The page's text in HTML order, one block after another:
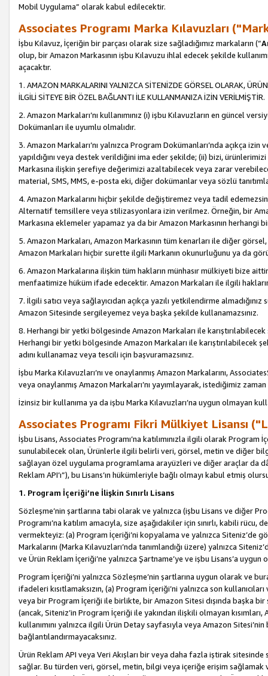
Mobil Uygulama” olarak kabul edilecektir.
Associates Programı Marka Kılavuzları
İşbu Kılavuz, İçeriğin bir parçası olarak size sağladığımız markaların (“
olup, bir Amazon Markasının işbu Kılavuzu ihlal edecek şekilde
açacaktır.
1. AMAZON MARKALARINI YALNIZCA SİTENİZDE GÖRSEL OLARAK,
İLGİLİ SİTEYE BİR ÖZEL BAĞLANTI İLE KULLANMANIZA İZİN VERİLMİŞTİR.
2. Amazon Markaları’nı kullanımınız (i) işbu Kılavuzların en güncel
Dokümanları ile uyumlu olmalıdır.
3. Amazon Markaları’nı yalnızca Program Dokümanları’nda açıkça
yapıldığını veya destek verildiğini ima eder şekilde; (ii) bizi,
Markasına ilişkin şerefiye değerimizi azaltabilecek veya zarar
material, SMS, MMS, e-posta eki, diğer dokümanlar veya sözlü
4. Amazon Markalarını hiçbir şekilde değiştiremez veya tadil
Alternatif temsillere veya stilizasyonlara izin verilmez. Örneğin, bir
Markasına eklemeler yapamaz ya da bir Amazon Markasının herhangi
5. Amazon Markaları, Amazon Markasının tüm kenarları ile diğer
Amazon Markaları hiçbir surette ilgili Markanın okunurluğunu ya da
6. Amazon Markalarına ilişkin tüm hakların münhasır mülkiyeti bize
menfaatimize hüküm ifade edecektir. Amazon Markaları ile ilgili
7. İlgili satıcı veya sağlayıcıdan açıkça yazılı yetkilendirme
Amazon Sitesinde sergileyemez veya başka şekilde kullanamazsınız.
8. Herhangi bir yetki bölgesinde Amazon Markaları ile
Herhangi bir yetki bölgesinde Amazon Markaları ile karıştırılabilecek
adını kullanamaz veya tescili için başvuramazsınız.
İşbu Marka Kılavuzları’nı ve onaylanmış Amazon Markalarını,
veya onaylanmış Amazon Markaları’nı yayımlayarak, istediğimiz
İzinsiz bir kullanıma ya da işbu Marka Kılavuzları’na uygun olmayan
Associates Programı Fikri Mülkiyet Lisansı
İşbu Lisans, Associates Programı’na katılımınızla ilgili olarak Program
sunulabilecek olan, Ürünlerle ilgili belirli veri, görsel, metin ve diğer
sağlayan özel uygulama programlama arayüzleri ve diğer araçlar da
Reklam API’ı”), bu Lisans’ın hükümleriyle bağlı olmayı kabul etmiş
1. Program İçeriği’ne İlişkin Sınırlı Lisans
Sözleşme’nin şartlarına tabi olarak ve yalnızca (işbu Lisans ve diğer
Programı’na katılım amacıyla, size aşağıdakiler için sınırlı, kabili
vermekteyiz: (a) Program İçeriği’ni kopyalama ve yalnızca Siteniz’de
Markalarını (Marka Kılavuzları’nda tanımlandığı üzere) yalnızca
ve Ürün Reklam İçeriği’ne yalnızca Şartname’ye ve işbu Lisans’a
Program İçeriği’ni yalnızca Sözleşme’nin şartlarına uygun olarak ve
ifadeleri kısıtlamaksızın, (a) Program İçeriği’ni yalnızca son
veya bir Program İçeriği ile birlikte, bir Amazon Sitesi dışında başka
(ancak, Siteniz’in Program İçeriği ile yakından ilişkili olmayan
kullanımını yalnızca ilgili Ürün Detay sayfasıyla veya Amazon
bağlantılandırmayacaksınız.
Ürün Reklam API veya Veri Akışları bir veya daha fazla iştirak
sağlar. Bu türden veri, görsel, metin, bilgi veya içeriğe erişim sağlamak